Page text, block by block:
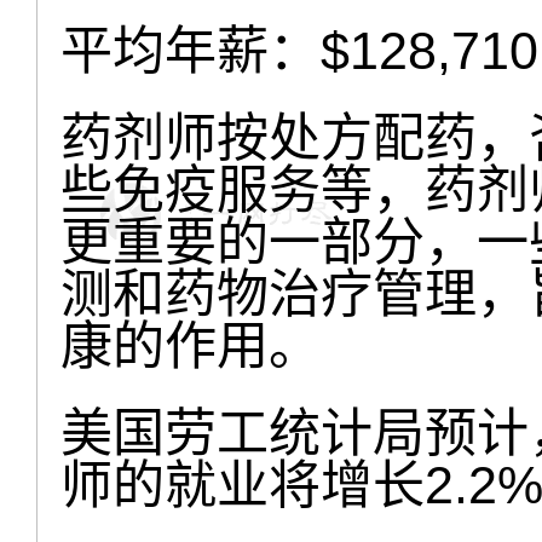
平均年薪：$128,710
药剂师按处方配药
些免疫服务等，药
更重要的一部分，
测和药物治疗管理
康的作用。
美国劳工统计局预
师的就业将增长